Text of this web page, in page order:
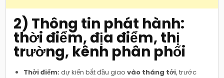
2) Thông tin phát hành:
thời điểm, địa điểm, thị
trường, kênh phân phối
Thời điểm: dự kiến bắt đầu giaovào tháng tới, trước